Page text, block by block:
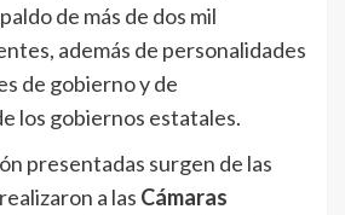
de más de dos mil
además de personalidades
de gobierno y de
los gobiernos estatales.
presentadas surgen de las
a las Cámaras